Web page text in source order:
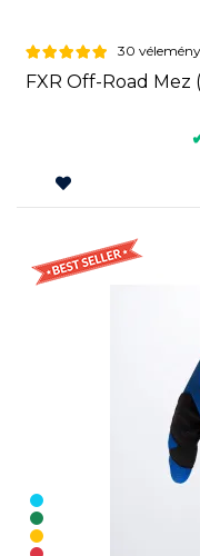
30 vélemény
FXR Off-Road Mez